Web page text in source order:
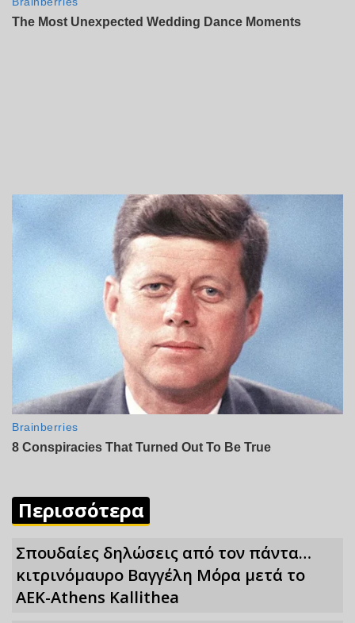
Περισσότερα
Σπουδαίες δηλώσεις από τον πάντα…
κιτρινόμαυρο Βαγγέλη Μόρα μετά το
ΑΕΚ-Athens Kallithea